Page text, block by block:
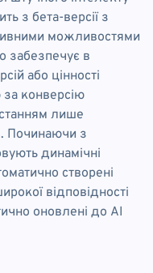
з бета-версії з
можливостями
забезпечує в
або цінності
за конверсію
лише
Починаючи з
динамічні
створені
відповідності
оновлені до AI